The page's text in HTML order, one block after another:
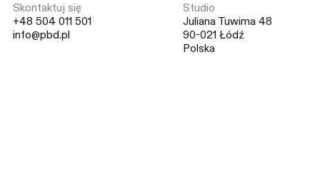
Skontaktuj się
+48 504 011 501
info@pbd.pl
Studio
Juliana Tuwima 48
90-021 Łódź
Polska